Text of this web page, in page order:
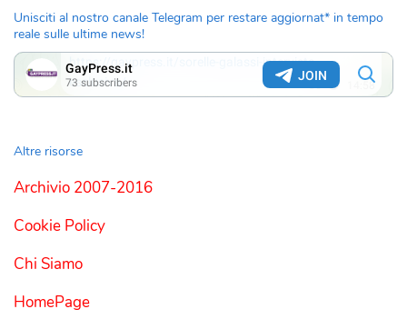
Unisciti al nostro canale Telegram per restare aggiornat* in tempo
reale sulle ultime news!
Altre risorse
Archivio 2007-2016
Cookie Policy
Chi Siamo
HomePage